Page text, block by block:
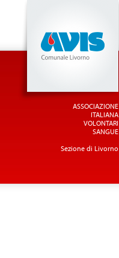
ASSOCIAZIONE
ITALIANA
VOLONTARI
SANGUE
Sezione di Livorno